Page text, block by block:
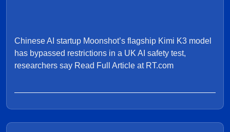
Chinese AI startup Moonshot’s flagship Kimi K3 model
has bypassed restrictions in a UK AI safety test,
researchers say Read Full Article at RT.com